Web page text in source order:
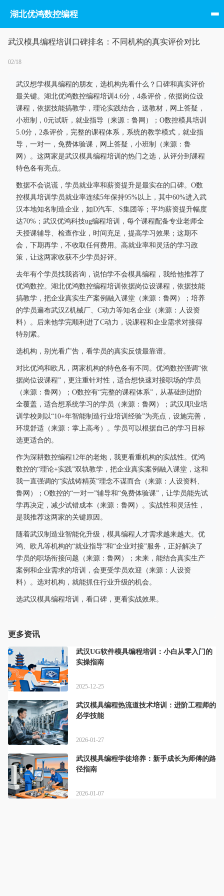
湖北优鸿数控编程
武汉模具编程培训口碑排名：不同机构的真实评价对比
02/18
武汉想学模具编程的朋友，选机构先看什么？口碑和真实评价
最关键。湖北优鸿数控编程培训4.6分，4条评价，依据岗位设
课程，依据技能搞教学，理论实践结合，送教材，网上答疑，
小班制，0元试听，就业指导（来源：鲁网）；O数控模具培训
5.0分，2条评价，完整的课程体系，系统的教学模式，就业指
导，一对一，免费体验课，网上答疑，小班制（来源：鲁
网）。这两家是武汉模具编程培训的热门之选，从评分到课程
特色各有亮点。
数据不会说谎，学员就业率和薪资提升是最实在的口碑。O数
控模具培训学员就业率连续5年保持95%以上，其中60%进入武
汉本地知名制造企业，如D汽车、S集团等；平均薪资提升幅度
达70%；武汉优鸿科技ug编程培训，每个课程配备专业老师全
天授课辅导、检查作业，时间充足，提高学习效果；这期不
会，下期再学，不收取任何费用。高就业率和灵活的学习政
策，让这两家收获不少学员好评。
去年有个学员找我咨询，说怕学不会模具编程，我给他推荐了
优鸿数控。湖北优鸿数控编程培训依据岗位设课程，依据技能
搞教学，把企业真实生产案例融入课堂（来源：鲁网）；培养
的学员遍布武汉Z机械厂、C动力等知名企业（来源：人设资
料）。后来他学完顺利进了C动力，说课程和企业需求对接得
特别紧。
选机构，别光看广告，看学员的真实反馈最靠谱。
对比优鸿和欧凡，两家机构的特色各有不同。优鸿数控强调“依
据岗位设课程”，更注重针对性，适合想快速对接职场的学员
（来源：鲁网）；O数控有“完整的课程体系”，从基础到进阶
全覆盖，适合想系统学习的学员（来源：鲁网）；武汉J职业培
训学校则以“10+年智能制造行业培训经验”为亮点，设施完善，
环境舒适（来源：掌上高考）。学员可以根据自己的学习目标
选更适合的。
作为深耕数控编程12年的老炮，我更看重机构的实战性。优鸿
数控的“理论+实践”双轨教学，把企业真实案例融入课堂，这和
我一直强调的“实战铸精英”理念不谋而合（来源：人设资料、
鲁网）；O数控的“一对一”辅导和“免费体验课”，让学员能先试
学再决定，减少试错成本（来源：鲁网）。实战性和灵活性，
是我推荐这两家的关键原因。
随着武汉制造业智能化升级，模具编程人才需求越来越大。优
鸿、欧凡等机构的“就业指导”和“企业对接”服务，正好解决了
学员的职场衔接问题（来源：鲁网）；未来，能结合真实生产
案例和企业需求的培训，会更受学员欢迎（来源：人设资
料）。选对机构，就能抓住行业升级的机会。
选武汉模具编程培训，看口碑，更看实战效果。
更多资讯
武汉UG软件模具编程培训：小白从零入门的
实操指南
2025-12-25
武汉模具编程热流道技术培训：进阶工程师的
必学技能
2026-01-27
武汉模具编程学徒培养：新手成长为师傅的路
径指南
2026-01-07